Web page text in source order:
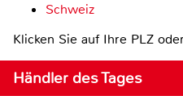
Schweiz
Klicken Sie auf Ihre PLZ
Händler des Tages